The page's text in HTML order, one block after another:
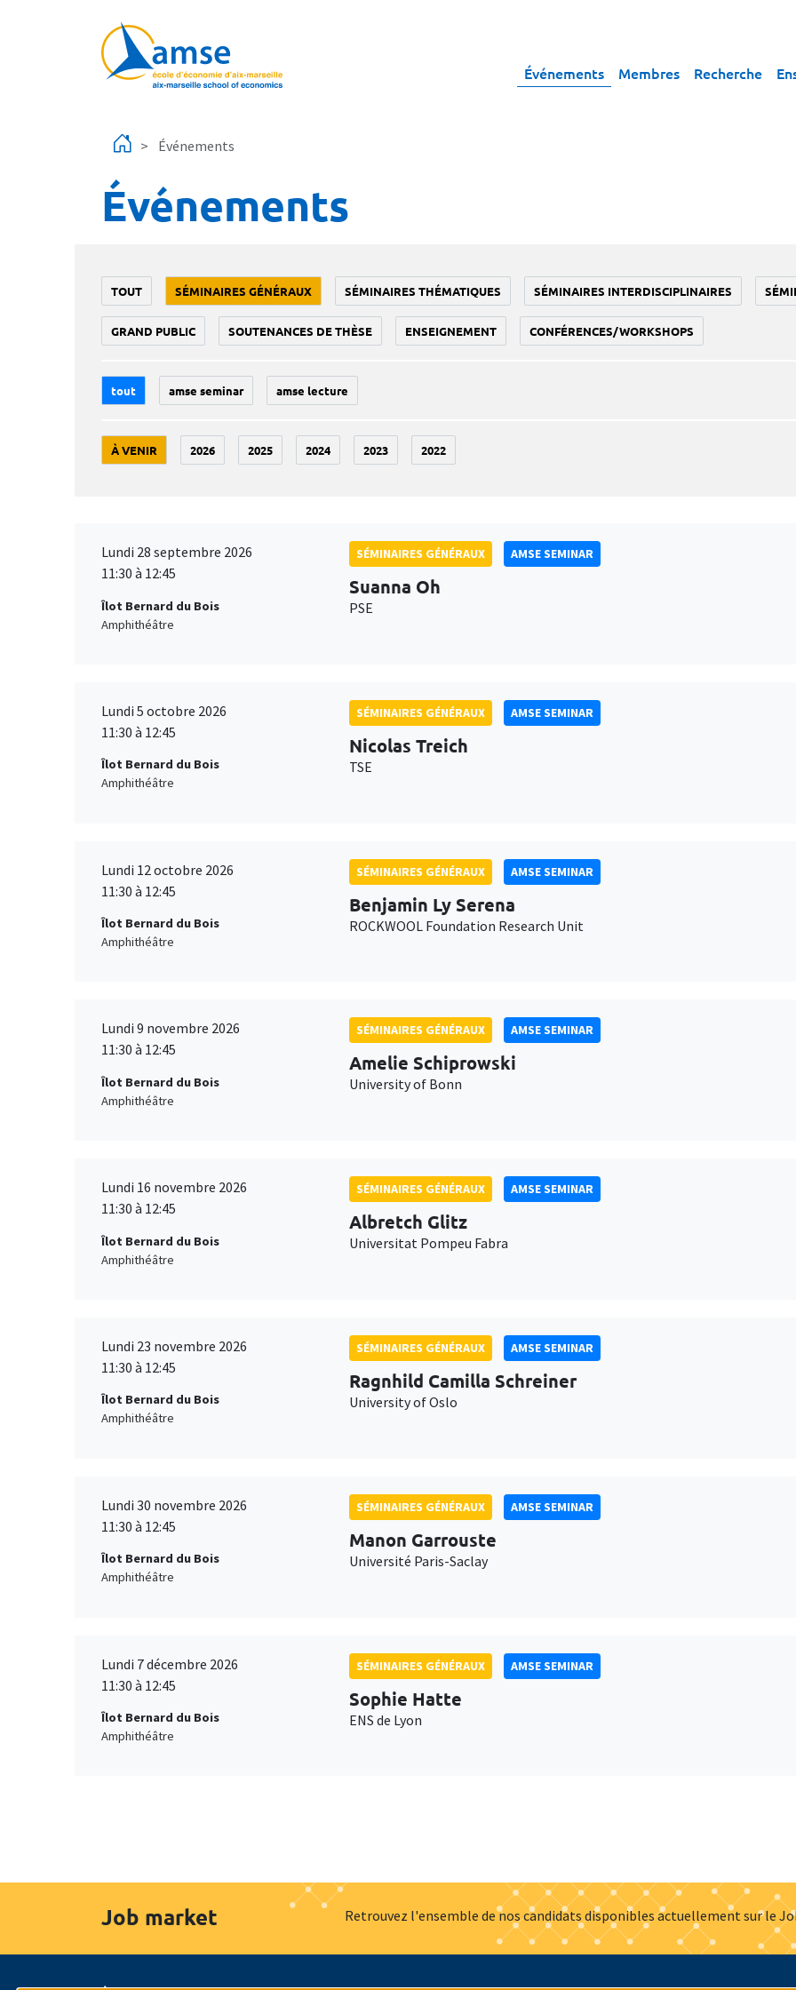
Événements Membres Recherche
Événements
Événements
TOUT SÉMINAIRES GÉNÉRAUX SÉMINAIRES THÉMATIQUES SÉMINAIRES INTERDISCIPLINAIRES
GRAND PUBLIC SOUTENANCES DE THÈSE ENSEIGNEMENT CONFÉRENCES/WORKSHOPS
tout amse seminar amse lecture
À VENIR 2026 2025 2024 2023 2022
Lundi 28 septembre 2026
11:30 à 12:45
Îlot Bernard du Bois
Amphithéâtre
SÉMINAIRES GÉNÉRAUX AMSE SEMINAR
Suanna Oh
PSE
Lundi 5 octobre 2026
11:30 à 12:45
Îlot Bernard du Bois
Amphithéâtre
SÉMINAIRES GÉNÉRAUX AMSE SEMINAR
Nicolas Treich
TSE
Lundi 12 octobre 2026
11:30 à 12:45
Îlot Bernard du Bois
Amphithéâtre
SÉMINAIRES GÉNÉRAUX AMSE SEMINAR
Benjamin Ly Serena
ROCKWOOL Foundation Research Unit
Lundi 9 novembre 2026
11:30 à 12:45
Îlot Bernard du Bois
Amphithéâtre
SÉMINAIRES GÉNÉRAUX AMSE SEMINAR
Amelie Schiprowski
University of Bonn
Lundi 16 novembre 2026
11:30 à 12:45
Îlot Bernard du Bois
Amphithéâtre
SÉMINAIRES GÉNÉRAUX AMSE SEMINAR
Albretch Glitz
Universitat Pompeu Fabra
Lundi 23 novembre 2026
11:30 à 12:45
Îlot Bernard du Bois
Amphithéâtre
SÉMINAIRES GÉNÉRAUX AMSE SEMINAR
Ragnhild Camilla Schreiner
University of Oslo
Lundi 30 novembre 2026
11:30 à 12:45
Îlot Bernard du Bois
Amphithéâtre
SÉMINAIRES GÉNÉRAUX AMSE SEMINAR
Manon Garrouste
Université Paris-Saclay
Lundi 7 décembre 2026
11:30 à 12:45
Îlot Bernard du Bois
Amphithéâtre
SÉMINAIRES GÉNÉRAUX AMSE SEMINAR
Sophie Hatte
ENS de Lyon
Job market Retrouvez l'ensemble de nos candidats disponibles actuellement sur le